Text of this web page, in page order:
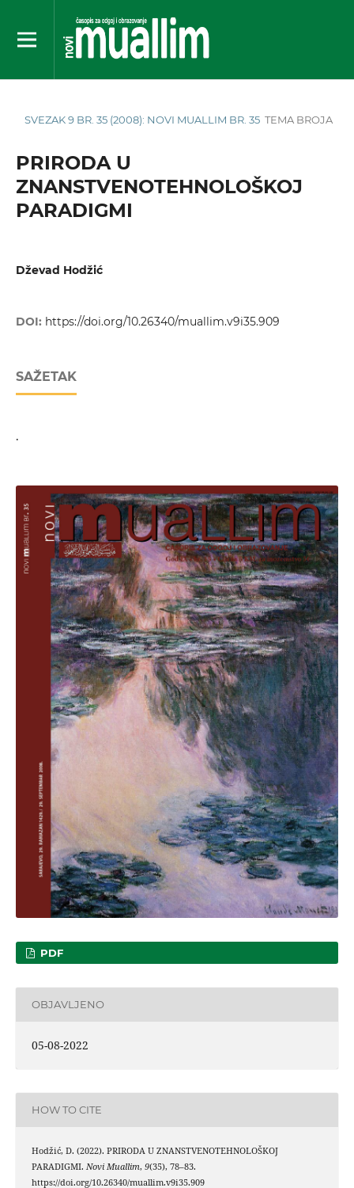
SVEZAK 9 BR. 35 (2008): NOVI MUALLIM BR. 35 TEMA BROJA
PRIRODA U
ZNANSTVENOTEHNOLOŠKOJ
PARADIGMI
Dževad Hodžić
DOI: https://doi.org/10.26340/muallim.v9i35.909
SAŽETAK
.
PDF
OBJAVLJENO
05-08-2022
HOW TO CITE
Hodžić, D. (2022). PRIRODA U ZNANSTVENOTEHNOLOŠKOJ
PARADIGMI. Novi Muallim, 9(35), 78–83.
https://doi.org/10.26340/muallim.v9i35.909